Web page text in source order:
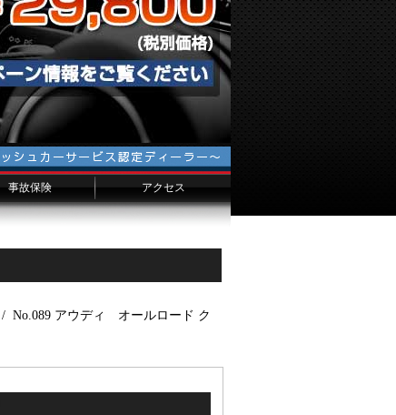
事故保険 アクセス
/ No.089 アウディ オールロード ク